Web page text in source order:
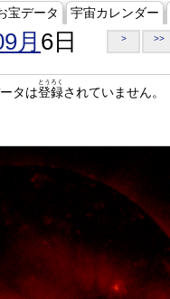
宝データ 宇宙カレンダー
月 6日 > >>
タは登録
とうろく
されていません。